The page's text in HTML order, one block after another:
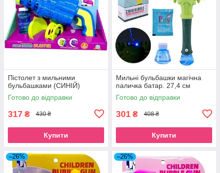
Пістолет з мильними
бульбашками (СИНІЙ)
Готово до відправки
317 ₴ 430 ₴
Купити
Мильні бульбашки магічна
паличка батар. 27,4 см
Готово до відправки
301 ₴ 408 ₴
Купити
–26% –26%